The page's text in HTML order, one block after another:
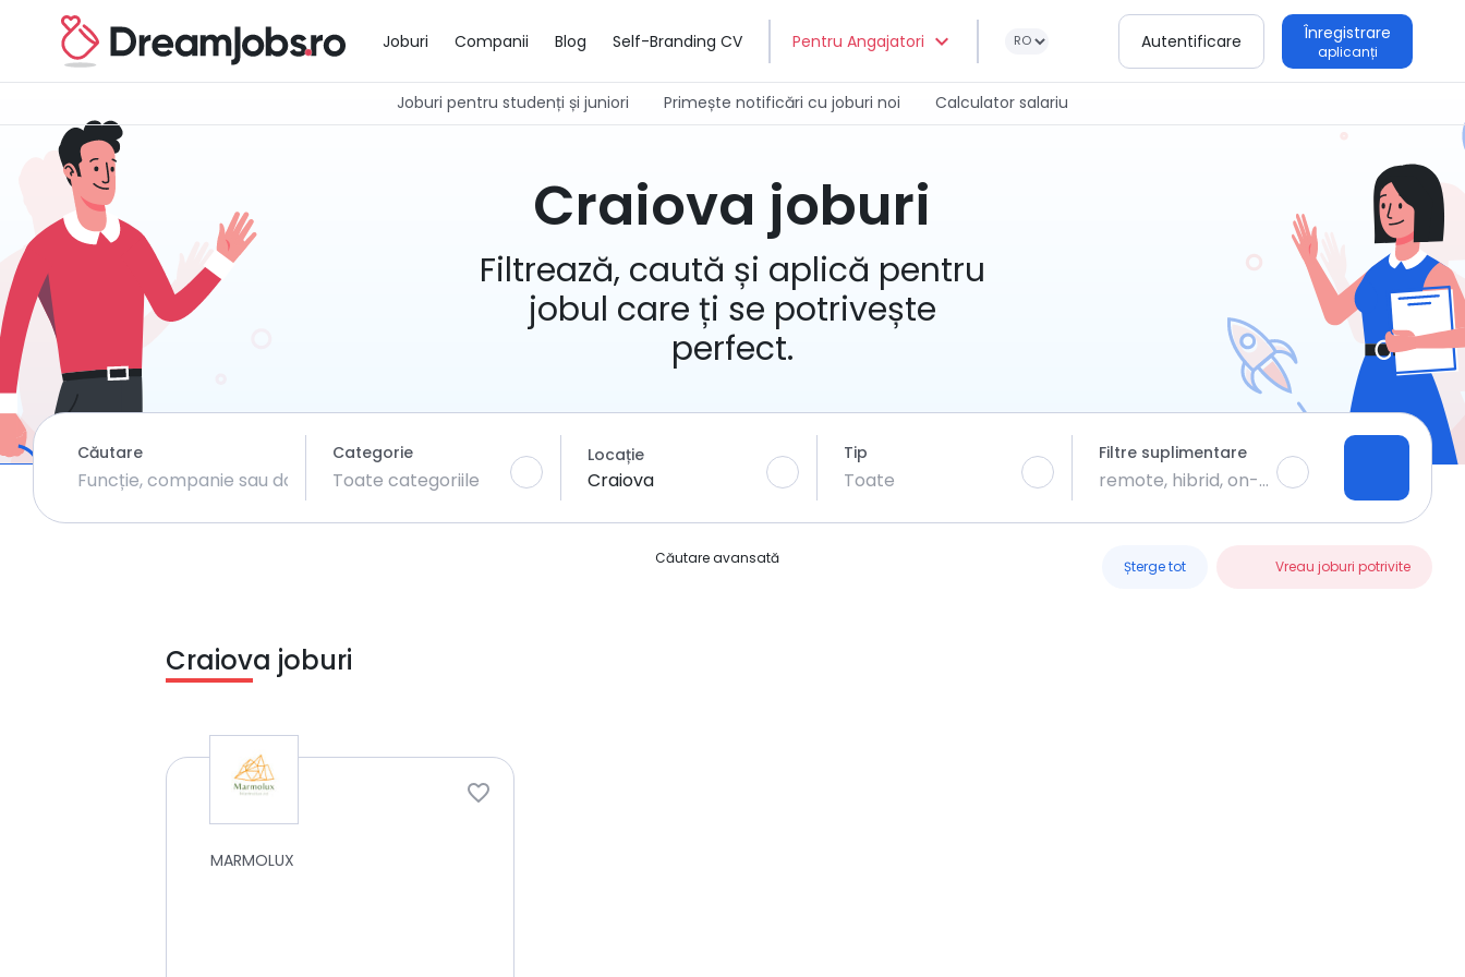
Joburi Companii Blog Self-Branding CV Pentru Angajatori expand_more Autentificare Înregistrare
aplicanți
Joburi pentru studenți și juniori Primește notificări cu joburi noi Calculator salariu
Craiova joburi
Filtrează, caută și aplică pentru
jobul care ți se potrivește
perfect.
Căutare Categorie
Toate categoriile
Locație
Craiova
Tip
Toate
Filtre suplimentare
remote, hibrid, on-site
Căutare avansată Șterge tot Vreau joburi potrivite
Craiova joburi
MARMOLUX